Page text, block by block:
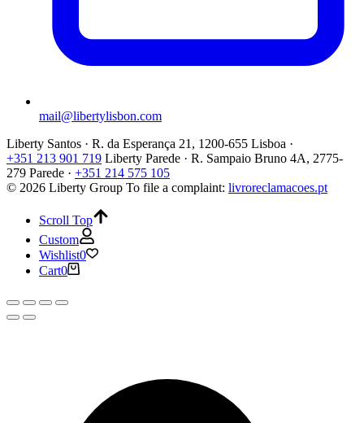
mail@libertylisbon.com
Liberty Santos · R. da Esperança 21, 1200-655 Lisboa ·
+351 213 901 719 Liberty Parede · R. Sampaio Bruno 4A, 2775-
279 Parede · +351 214 575 105
© 2026 Liberty Group To file a complaint: livroreclamacoes.pt
Scroll Top
Custom
Wishlist0
Cart0